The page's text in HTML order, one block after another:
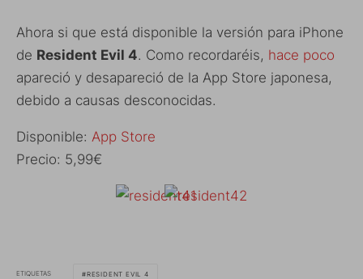
Ahora si que está disponible la versión para iPhone
de Resident Evil 4. Como recordaréis, hace poco
apareció y desapareció de la App Store japonesa,
debido a causas desconocidas.
Disponible: App Store
Precio: 5,99€
ETIQUETAS RESIDENT EVIL 4